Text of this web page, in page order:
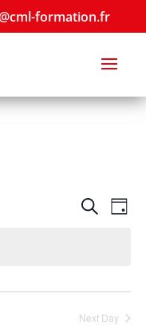
formation.fr
Events
Search
Day
Next Day